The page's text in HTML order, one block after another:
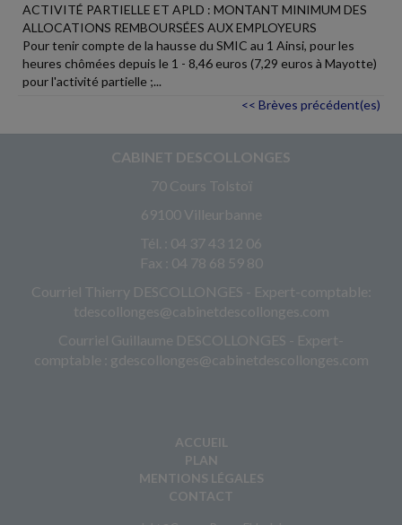
ACTIVITÉ PARTIELLE ET APLD : MONTANT MINIMUM DES
ALLOCATIONS REMBOURSÉES AUX EMPLOYEURS
Pour tenir compte de la hausse du SMIC au 1 Ainsi, pour les
heures chômées depuis le 1 - 8,46 euros (7,29 euros à Mayotte)
pour l'activité partielle ;...
<< Brèves précédent(es)
CABINET DESCOLLONGES
70 Cours Tolstoï
69100 Villeurbanne
Tél. : 04 37 43 12 06
Fax : 04 78 68 59 80
Courriel Thierry DESCOLLONGES - Expert-comptable:
tdescollonges@cabinetdescollonges.com
Courriel Guillaume DESCOLLONGES - Expert-
comptable : gdescollonges@cabinetdescollonges.com
ACCUEIL
PLAN
MENTIONS LÉGALES
CONTACT